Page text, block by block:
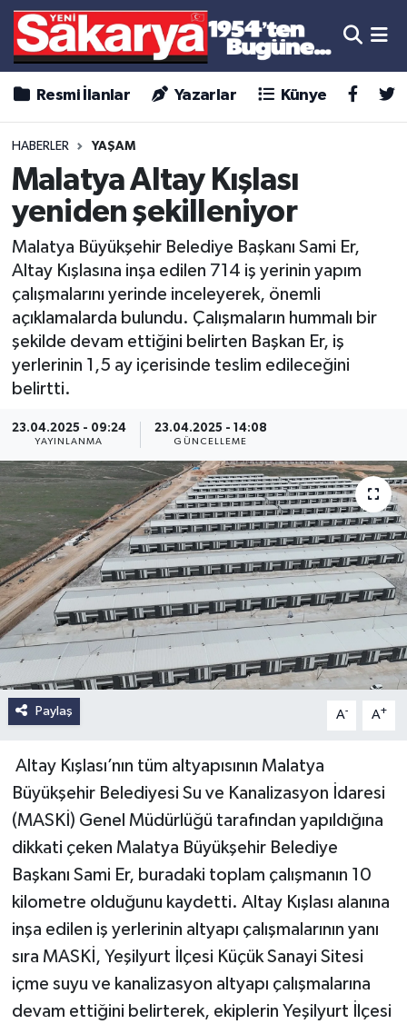
Resmi İlanlar Yazarlar Künye
HABERLER YAŞAM
Malatya Altay Kışlası
yeniden şekilleniyor
Malatya Büyükşehir Belediye Başkanı Sami Er,
Altay Kışlasına inşa edilen 714 iş yerinin yapım
çalışmalarını yerinde inceleyerek, önemli
açıklamalarda bulundu. Çalışmaların hummalı bir
şekilde devam ettiğini belirten Başkan Er, iş
yerlerinin 1,5 ay içerisinde teslim edileceğini
belirtti.
23.04.2025 - 09:24
YAYINLANMA
23.04.2025 - 14:08
GÜNCELLEME
Paylaş A- A+
Altay Kışlası’nın tüm altyapısının Malatya
Büyükşehir Belediyesi Su ve Kanalizasyon İdaresi
(MASKİ) Genel Müdürlüğü tarafından yapıldığına
dikkati çeken Malatya Büyükşehir Belediye
Başkanı Sami Er, buradaki toplam çalışmanın 10
kilometre olduğunu kaydetti. Altay Kışlası alanına
inşa edilen iş yerlerinin altyapı çalışmalarının yanı
sıra MASKİ, Yeşilyurt İlçesi Küçük Sanayi Sitesi
içme suyu ve kanalizasyon altyapı çalışmalarına
devam ettiğini belirterek, ekiplerin Yeşilyurt İlçesi